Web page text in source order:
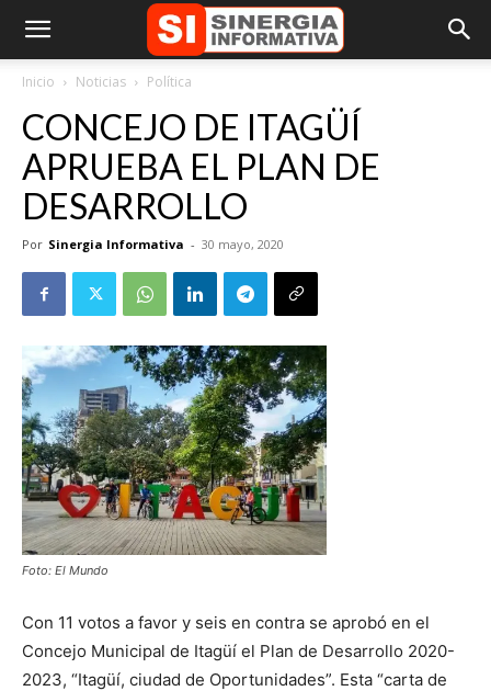
Inicio Noticias Política
CONCEJO DE ITAGÜÍ
APRUEBA EL PLAN DE
DESARROLLO
Por Sinergia Informativa - 30 mayo, 2020
Foto: El Mundo
Con 11 votos a favor y seis en contra se aprobó en el
Concejo Municipal de Itagüí el Plan de Desarrollo 2020-
2023, “Itagüí, ciudad de Oportunidades”. Esta “carta de